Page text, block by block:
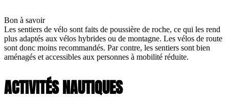
Bon à savoir
Les sentiers de vélo sont faits de poussière de roche, ce qui les rend
plus adaptés aux vélos hybrides ou de montagne. Les vélos de route
sont donc moins recommandés. Par contre, les sentiers sont bien
aménagés et accessibles aux personnes à mobilité réduite.
ACTIVITÉS NAUTIQUES